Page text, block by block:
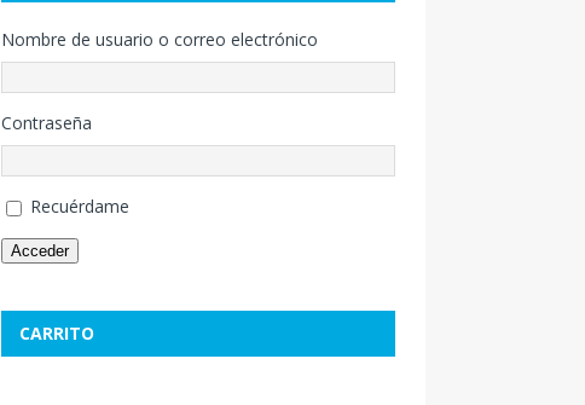
Nombre de usuario o correo electrónico
Contraseña
Recuérdame
Acceder
CARRITO